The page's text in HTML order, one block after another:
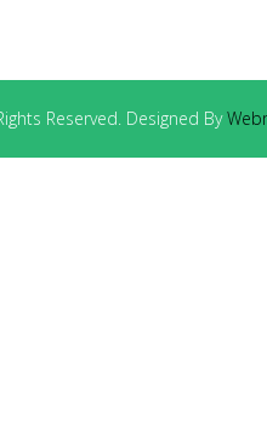
Reserved. Designed By